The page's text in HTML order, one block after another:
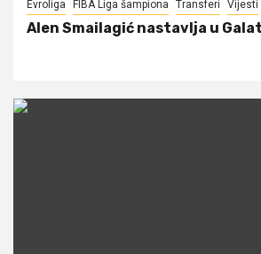
Evroliga FIBA Liga šampiona Transferi Vijesti
Alen Smailagić nastavlja u